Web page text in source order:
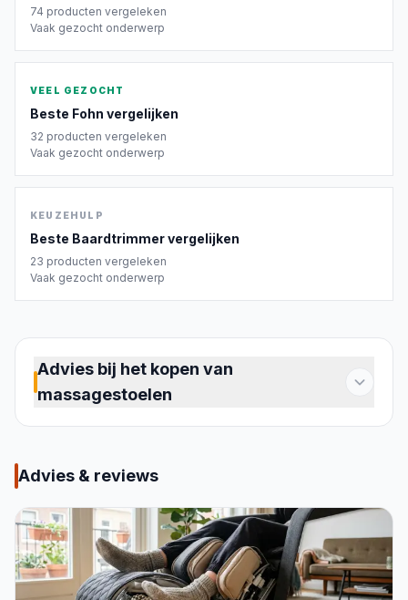
74 producten vergeleken
Vaak gezocht onderwerp
VEEL GEZOCHT
Beste Fohn vergelijken
32 producten vergeleken
Vaak gezocht onderwerp
KEUZEHULP
Beste Baardtrimmervergelijken
23 producten vergeleken
Vaak gezocht onderwerp
Advies bij het kopen van
massagestoelen
spierpijn na het sporten of gewoon behoefte aan
rust: een goed model neemt die spanning weg op
het moment dat jij dat wilt. De markt biedt een
breed scala, van compacte kussens die je op een
gewone stoel legt tot volledige stoelen die je hele
lichaam masseren. Elk type heeft zijn eigen
Advies & reviews